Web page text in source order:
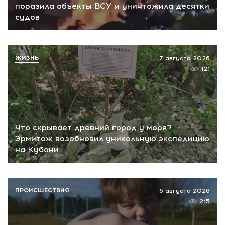
поразила объекты ВСУ и уничтожила десятки
судов
Что скрывает древний город у моря?
Эрмитаж возобновил уникальную экспедицию
на Кубани
7 августа 2026
121
ЖИЗНЬ
6 августа 2026
215
ПРОИСШЕСТВИЯ